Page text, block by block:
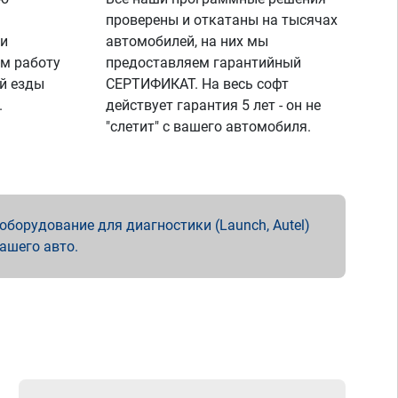
работу
езды
проверены и откатаны на тысячах
автомобилей, на них мы
предоставляем гарантийный
СЕРТИФИКАТ. На весь софт
действует гарантия 5 лет - он не
"слетит" с вашего автомобиля.
для диагностики (Launch, Autel)
авто.